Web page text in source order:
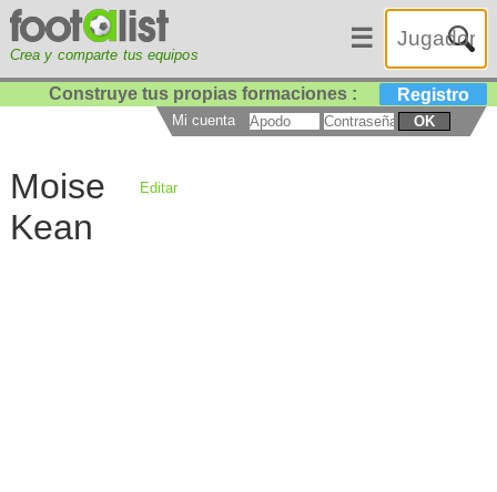
Crea y comparte tus equipos
☰
Construye tus propias formaciones : Registro
Mi cuenta OK
Moise
Kean
Editar